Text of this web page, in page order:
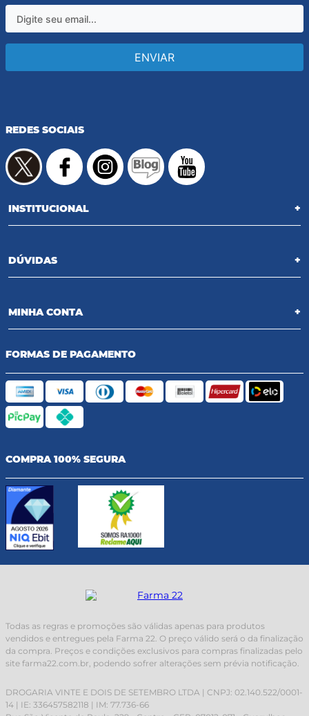
ENVIAR
REDES SOCIAIS
INSTITUCIONAL +
DÚVIDAS +
MINHA CONTA +
FORMAS DE PAGAMENTO
COMPRA 100% SEGURA
Todas as regras e promoções são válidas apenas para produtos
vendidos e entregues pela Farma 22. O preço válido será o da finalização
da compra. Preços e condições exclusivos para compras finalizadas pelo
site farma22.com.br, podendo sofrer alterações sem prévia notificação.
DROGARIA VINTE E DOIS DE SETEMBRO LTDA | CNPJ: 02.140.522/0001-
14 | IE: 336457582118 | IM: 77.736-66